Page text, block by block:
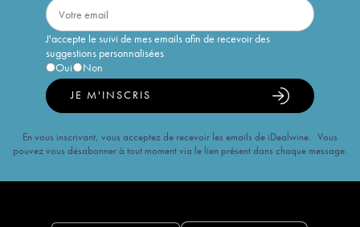
J'accepte le suivi de mes emails afin de recevoir des
suggestions personnalisées
Oui
Non
JE M'INSCRIS
En vous inscrivant, vous acceptez de recevoir les emails de iDealwine. Vous
pouvez vous désabonner à tout moment via le lien présent dans chaque message.